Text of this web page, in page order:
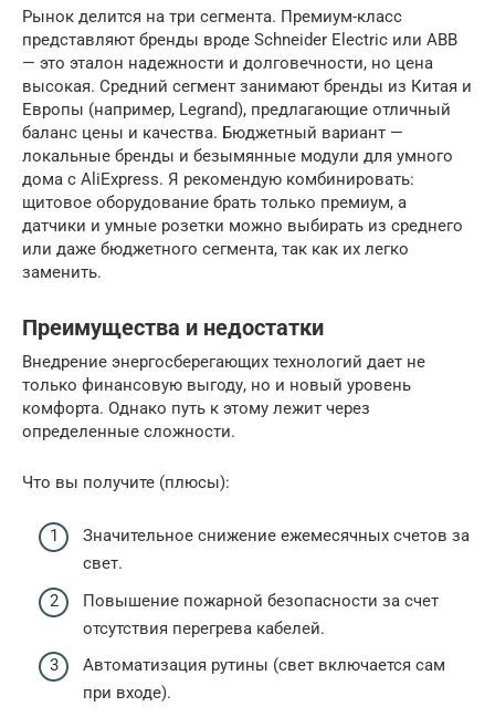
Рынок делится на три сегмента. Премиум-класс
представляют бренды вроде Schneider Electric или ABB
— это эталон надежности и долговечности, но цена
высокая. Средний сегмент занимают бренды из Китая и
Европы (например, Legrand), предлагающие отличный
баланс цены и качества. Бюджетный вариант —
локальные бренды и безымянные модули для умного
дома с AliExpress. Я рекомендую комбинировать:
щитовое оборудование брать только премиум, а
датчики и умные розетки можно выбирать из среднего
или даже бюджетного сегмента, так как их легко
заменить.
Преимущества и недостатки
Внедрение энергосберегающих технологий дает не
только финансовую выгоду, но и новый уровень
комфорта. Однако путь к этому лежит через
определенные сложности.
Что вы получите (плюсы):
Значительное снижение ежемесячных счетов за
свет.
Повышение пожарной безопасности за счет
отсутствия перегрева кабелей.
Автоматизация рутины (свет включается сам
при входе).